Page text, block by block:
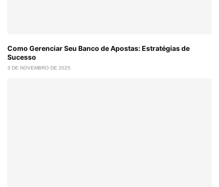
Como Gerenciar Seu Banco de Apostas: Estratégias de
Sucesso
3 DE NOVEMBRO DE 2025